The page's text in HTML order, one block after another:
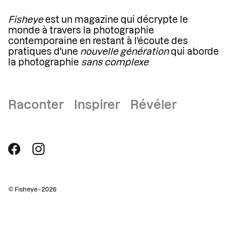
Fisheyeest un magazine qui décrypte le
monde à travers la photographie
contemporaine en restant à l'écoute des
pratiques d'une nouvelle générationqui aborde
la photographie sans complexe
Raconter Inspirer Révéler
© Fisheye - 2026